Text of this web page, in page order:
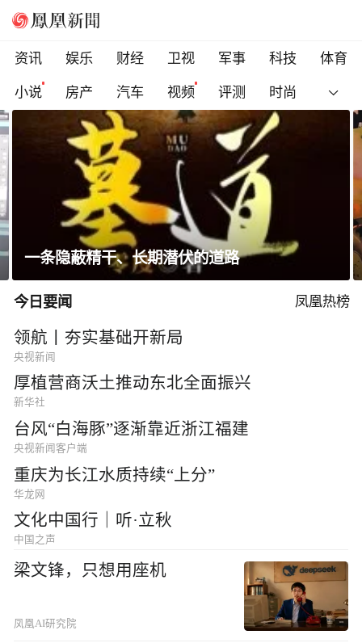
资讯 娱乐 财经 卫视 军事 科技
体育
小说
房产 汽车 视频 评测 时尚
赖清德逃跑演练有美方人员参与
今日要闻 凤凰热榜
领航丨夯实基础开新局
央视新闻
厚植营商沃土推动东北全面振兴
新华社
台风“白海豚”逐渐靠近浙江福建
央视新闻客户端
重庆为长江水质持续“上分”
华龙网
文化中国行｜听·立秋
中国之声
梁文锋，只想用座机
凤凰AI研究院